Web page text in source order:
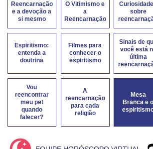
Reencarnação
e a devoção a
si mesmo
O Vitimismo e
a
Reencarnação
sobre
Espiritismo:
entenda a
doutrina
Filmes para
conhecer o
espiritismo
Sinais de
você está
última
Vou
reencontrar
meu pet
quando
falecer?
A
reencarnação
para cada
religião
Mesa
Branca e o